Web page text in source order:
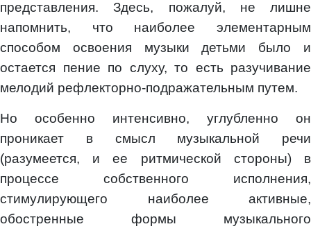
представления. Здесь, пожалуй, не лишне
напомнить, что наиболее элементарным
способом освоения музыки детьми было и
остается пение по слуху, то есть разучивание
мелодий рефлекторно-подражательным путем.
Но особенно интенсивно, углубленно он
проникает в смысл музыкальной речи
(разумеется, и ее ритмической стороны) в
процессе собственного исполнения,
стимулирующего наиболее активные,
обостренные формы музыкального